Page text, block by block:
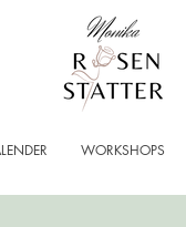
WORKSHOPS